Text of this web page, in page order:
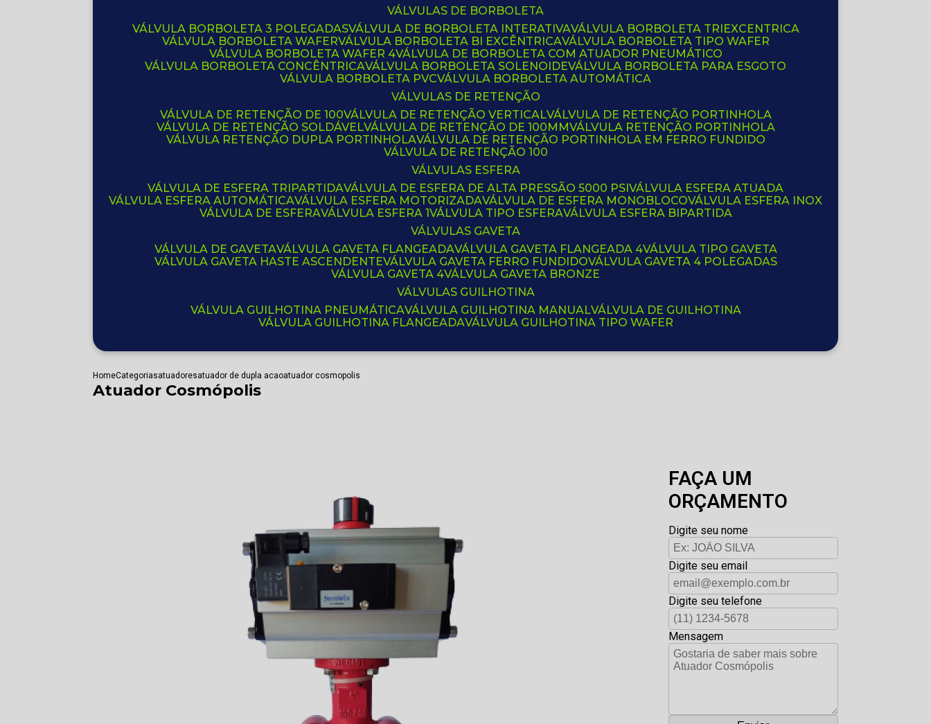
VÁLVULAS DE BORBOLETA
VÁLVULA BORBOLETA 3 POLEGADAS VÁLVULA DE BORBOLETA INTERATIVA VÁLVULA BORBOLETA TRIEXCENTRICA
VÁLVULA BORBOLETA WAFER VÁLVULA BORBOLETA BI EXCÊNTRICA VÁLVULA BORBOLETA TIPO WAFER
VÁLVULA BORBOLETA WAFER 4 VÁLVULA DE BORBOLETA COM ATUADOR PNEUMÁTICO
VÁLVULA BORBOLETA CONCÊNTRICA VÁLVULA BORBOLETA SOLENOIDE VÁLVULA BORBOLETA PARA ESGOTO
VÁLVULA BORBOLETA PVC VÁLVULA BORBOLETA AUTOMÁTICA
VÁLVULAS DE RETENÇÃO
VÁLVULA DE RETENÇÃO DE 100 VÁLVULA DE RETENÇÃO VERTICAL VÁLVULA DE RETENÇÃO PORTINHOLA
VÁLVULA DE RETENÇÃO SOLDÁVEL VÁLVULA DE RETENÇÃO DE 100MM
VÁLVULA RETENÇÃO PORTINHOLA
VÁLVULA RETENÇÃO DUPLA PORTINHOLA VÁLVULA DE RETENÇÃO PORTINHOLA EM FERRO FUNDIDO
VÁLVULA DE RETENÇÃO 100
VÁLVULAS ESFERA
VÁLVULA DE ESFERA TRIPARTIDA VÁLVULA DE ESFERA DE ALTA PRESSÃO 5000 PSI VÁLVULA ESFERA ATUADA
VÁLVULA ESFERA AUTOMÁTICA VÁLVULA ESFERA MOTORIZADA VÁLVULA DE ESFERA MONOBLOCO VÁLVULA ESFERA INOX
VÁLVULA DE ESFERA VÁLVULA ESFERA 1 VÁLVULA TIPO ESFERA VÁLVULA ESFERA BIPARTIDA
VÁLVULAS GAVETA
VÁLVULA DE GAVETA VÁLVULA GAVETA FLANGEADA VÁLVULA GAVETA FLANGEADA 4 VÁLVULA TIPO GAVETA
VÁLVULA GAVETA HASTE ASCENDENTE VÁLVULA GAVETA FERRO FUNDIDO VÁLVULA GAVETA 4 POLEGADAS
VÁLVULA GAVETA 4 VÁLVULA GAVETA BRONZE
VÁLVULAS GUILHOTINA
VÁLVULA GUILHOTINA PNEUMÁTICA VÁLVULA GUILHOTINA MANUAL VÁLVULA DE GUILHOTINA
VÁLVULA GUILHOTINA FLANGEADA VÁLVULA GUILHOTINA TIPO WAFER
HomeCategoriasatuadoresatuador de dupla acaoatuador cosmopolis
Atuador Cosmópolis
FAÇA UM
ORÇAMENTO
Digite seu nome
Digite seu email
Digite seu telefone
Mensagem